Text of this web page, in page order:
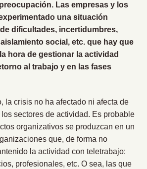
Las empresas y los
una situación
dificultades, incertidumbres,
social, etc. que hay que
hora de gestionar la actividad
al trabajo y en las fases
la crisis no ha afectado ni afecta de
sectores de actividad. Es probable
organizativos se produzcan en un
que, de forma no
la actividad con teletrabajo:
profesionales, etc. O sea, las que